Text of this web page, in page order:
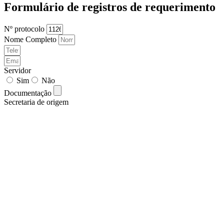
Formulário de registros de requerimento
Nº protocolo
Nome Completo
Servidor
Sim
Não
Documentação
Secretaria de origem